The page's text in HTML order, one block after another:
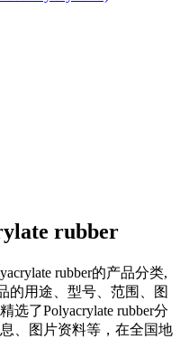
rubber
rubber的产品分类,
的用途、型号、范围、图
选了Polyacrylate rubber分
、图片资料等，在全国地